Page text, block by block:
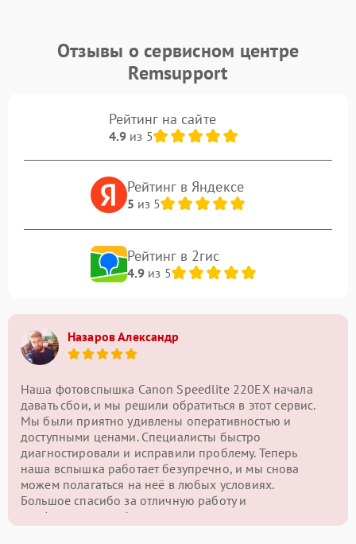
Отзывы о сервисном центре
Remsupport
Рейтинг на сайте
4.9из 5
Рейтинг в Яндексе
5 из 5
Рейтинг в 2гис
4.9из 5
Назаров Александр
Наша фотовспышка Canon Speedlite 220EX начала
давать сбои, и мы решили обратиться в этот сервис.
Мы были приятно удивлены оперативностью и
доступными ценами. Специалисты быстро
диагностировали и исправили проблему. Теперь
наша вспышка работает безупречно, и мы снова
можем полагаться на неё в любых условиях.
Большое спасибо за отличную работу и
профессионализм!